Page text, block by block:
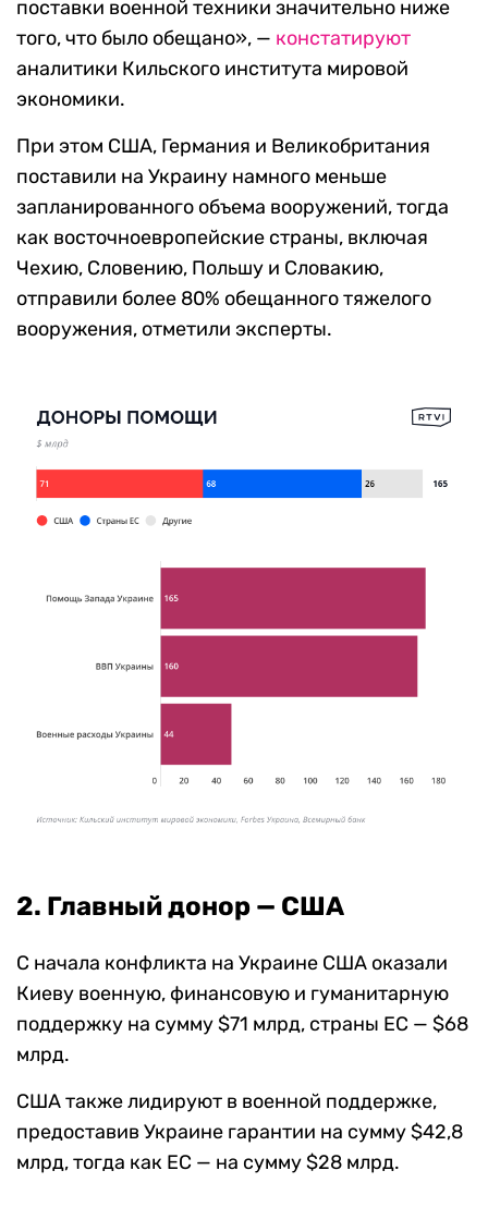
поставки военной техники значительно ниже
того, что было обещано», — констатируют
аналитики Кильского института мировой
экономики.
При этом США, Германия и Великобритания
поставили на Украину намного меньше
запланированного объема вооружений, тогда
как восточноевропейские страны, включая
Чехию, Словению, Польшу и Словакию,
отправили более 80% обещанного тяжелого
вооружения, отметили эксперты.
2. Главный донор — США
С начала конфликта на Украине США оказали
Киеву военную, финансовую и гуманитарную
поддержку на сумму $71 млрд, страны ЕС — $68
млрд.
США также лидируют в военной поддержке,
предоставив Украине гарантии на сумму $42,8
млрд, тогда как ЕС — на сумму $28 млрд.